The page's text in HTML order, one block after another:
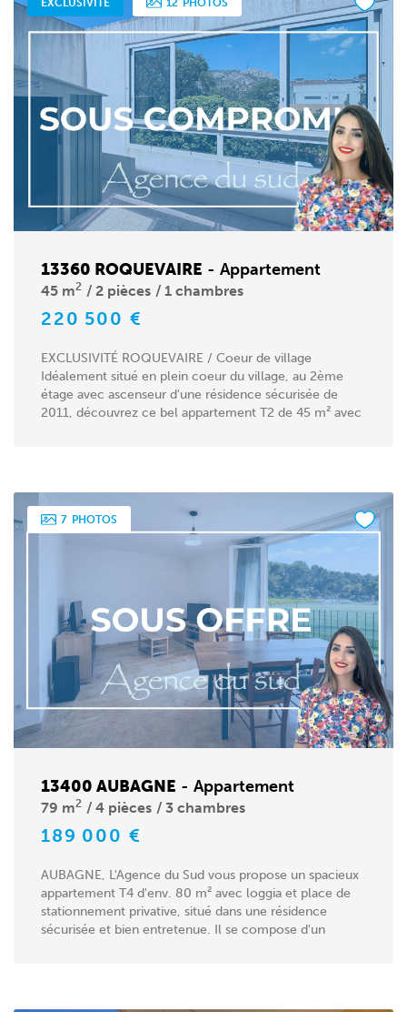
13360 ROQUEVAIRE - Appartement
45 m2 2 pièces 1 chambres
220 500 €
EXCLUSIVITÉ ROQUEVAIRE / Coeur de village
Idéalement situé en plein coeur du village, au 2ème
étage avec ascenseur d'une résidence sécurisée de
2011, découvrez ce bel appartement T2 de 45 m² avec
7 PHOTOS
13400 AUBAGNE - Appartement
79 m2 4 pièces 3 chambres
189 000 €
AUBAGNE, L'Agence du Sud vous propose un spacieux
appartement T4 d'env. 80 m² avec loggia et place de
stationnement privative, situé dans une résidence
sécurisée et bien entretenue. Il se compose d'un